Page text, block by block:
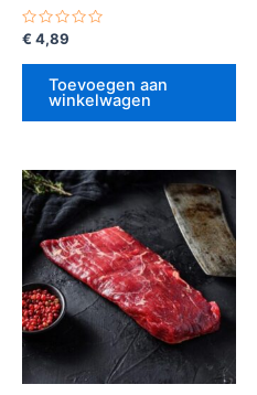
Gewaardeerd
uit
€ 4,89
Toevoegen aan
winkelwagen